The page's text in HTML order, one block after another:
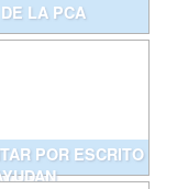
LA PCA
POR ESCRITO